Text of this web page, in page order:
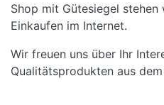
Shop mit Gütesiegel
Einkaufen im Internet.
Wir freuen uns über Ihr
Qualitätsprodukten aus